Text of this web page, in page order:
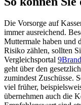
Die Vorsorge auf
immer ausreichend.
Muttermale haben und
Risiko zählen, sollten
Vergleichsportal
geht über den
zumindest Zuschüsse.
viel früher,
übernehmen auch die